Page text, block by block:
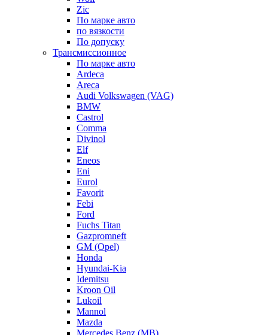
Zic
По марке авто
по вязкости
По допуску
Трансмиссионное
По марке авто
Ardeca
Areca
Audi Volkswagen (VAG)
BMW
Castrol
Comma
Divinol
Elf
Eneos
Eni
Eurol
Favorit
Febi
Ford
Fuchs Titan
Gazpromneft
GM (Opel)
Honda
Hyundai-Kia
Idemitsu
Kroon Oil
Lukoil
Mannol
Mazda
Mercedes Benz (MB)